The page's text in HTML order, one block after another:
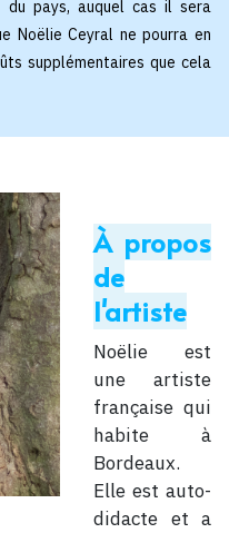
pays, auquel cas il sera
Noëlie Ceyral ne pourra en
supplémentaires que cela
À propos
de
l'artiste
Noëlie est
une artiste
française qui
habite à
Bordeaux.
Elle est auto-
didacte et a